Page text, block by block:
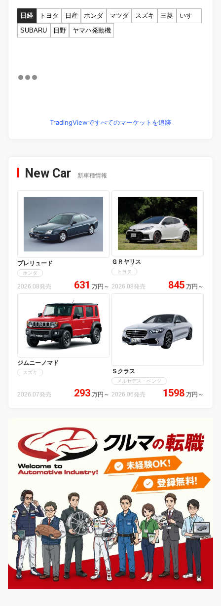
日経 トヨタ 日産 ホンダ マツダ スズキ 三菱
いすゞ
SUBARU
日野 ヤマハ発動機
TradingViewですべてのマーケットを追跡
New Car 新車種情報
プレリュード
ホンダ
2026.08発売 631 万円 ～
ＧＲヤリス
トヨタ
2026.08発売 845 万円 ～
ジムニーノマド
スズキ
2026.07発売 293 万円 ～
Ｓクラス
メルセデス・ベンツ
2026.06発売 1598 万円 ～